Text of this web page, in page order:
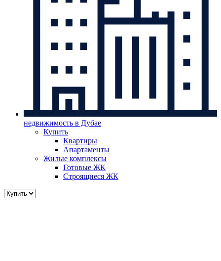
недвижимость в Дубае
Купить
Квартиры
Апартаменты
Жилые комплексы
Готовые ЖК
Строящиеся ЖК